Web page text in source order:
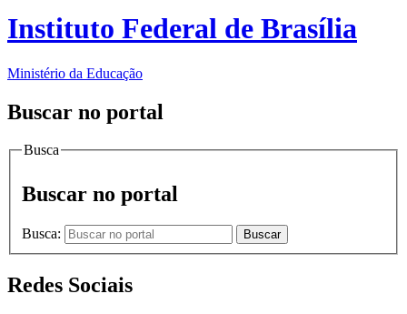
Instituto Federal de Brasília
Ministério da Educação
Buscar no portal
Busca
Buscar no portal
Busca: Buscar
Redes Sociais